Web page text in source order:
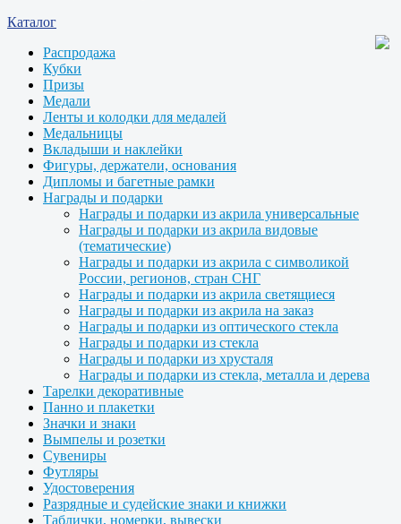
Каталог
Распродажа
Кубки
Призы
Медали
Ленты и колодки для медалей
Медальницы
Вкладыши и наклейки
Фигуры, держатели, основания
Дипломы и багетные рамки
Награды и подарки
Награды и подарки из акрила универсальные
Награды и подарки из акрила видовые
(тематические)
Награды и подарки из акрила с символикой
России, регионов, стран СНГ
Награды и подарки из акрила светящиеся
Награды и подарки из акрила на заказ
Награды и подарки из оптического стекла
Награды и подарки из стекла
Награды и подарки из хрусталя
Награды и подарки из стекла, металла и дерева
Тарелки декоративные
Панно и плакетки
Значки и знаки
Вымпелы и розетки
Сувениры
Футляры
Удостоверения
Разрядные и судейские знаки и книжки
Таблички, номерки, вывески